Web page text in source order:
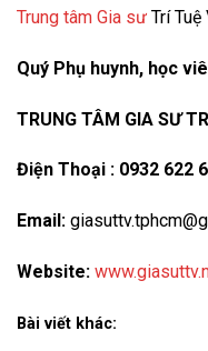
Trung tâm Gia sư Trí
Quý Phụ huynh, học
TRUNG TÂM GIA SƯ
Điện Thoại : 0932 622
Email:
Website:
Bài viết khác: